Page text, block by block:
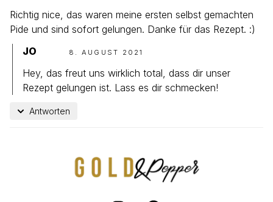
Richtig nice, das waren meine ersten selbst gemachten
Pide und sind sofort gelungen. Danke für das Rezept. :)
JO
8. AUGUST 2021
Hey, das freut uns wirklich total, dass dir unser
Rezept gelungen ist. Lass es dir schmecken!
Antworten